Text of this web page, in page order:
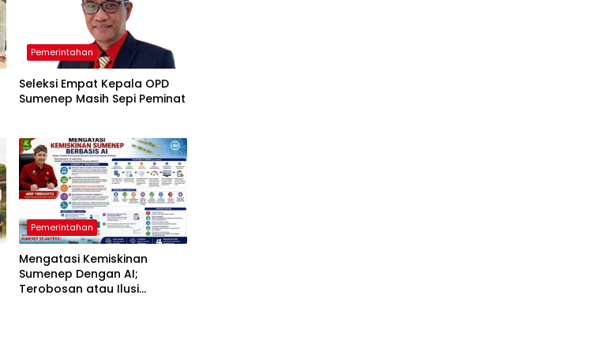
Pemerintahan
Seleksi Empat Kepala OPD
Sumenep Masih Sepi Peminat
Pemerintahan
Mengatasi Kemiskinan
Sumenep Dengan AI;
Terobosan atau Ilusi